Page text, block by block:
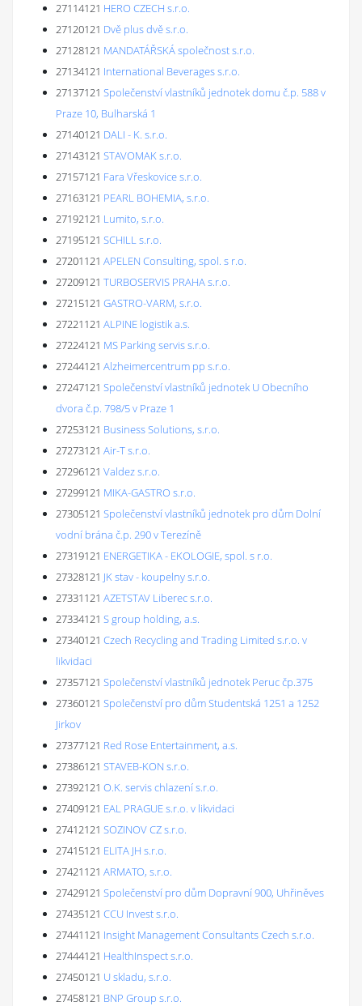
27114121 HERO CZECH s.r.o.
27120121 Dvě plus dvě s.r.o.
27128121 MANDATÁŘSKÁ společnost s.r.o.
27134121 International Beverages s.r.o.
27137121 Společenství vlastníků jednotek domu č.p. 588 v
Praze 10, Bulharská 1
27140121 DALI - K. s.r.o.
27143121 STAVOMAK s.r.o.
27157121 Fara Vřeskovice s.r.o.
27163121 PEARL BOHEMIA, s.r.o.
27192121 Lumito, s.r.o.
27195121 SCHILL s.r.o.
27201121 APELEN Consulting, spol. s r.o.
27209121 TURBOSERVIS PRAHA s.r.o.
27215121 GASTRO-VARM, s.r.o.
27221121 ALPINE logistik a.s.
27224121 MS Parking servis s.r.o.
27244121 Alzheimercentrum pp s.r.o.
27247121 Společenství vlastníků jednotek U Obecního
dvora č.p. 798/5 v Praze 1
27253121 Business Solutions, s.r.o.
27273121 Air-T s.r.o.
27296121 Valdez s.r.o.
27299121 MIKA-GASTRO s.r.o.
27305121 Společenství vlastníků jednotek pro dům Dolní
vodní brána č.p. 290 v Terezíně
27319121 ENERGETIKA - EKOLOGIE, spol. s r.o.
27328121 JK stav - koupelny s.r.o.
27331121 AZETSTAV Liberec s.r.o.
27334121 S group holding, a.s.
27340121 Czech Recycling and Trading Limited s.r.o. v
likvidaci
27357121 Společenství vlastníků jednotek Peruc čp.375
27360121 Společenství pro dům Studentská 1251 a 1252
Jirkov
27377121 Red Rose Entertainment, a.s.
27386121 STAVEB-KON s.r.o.
27392121 O.K. servis chlazení s.r.o.
27409121 EAL PRAGUE s.r.o. v likvidaci
27412121 SOZINOV CZ s.r.o.
27415121 ELITA JH s.r.o.
27421121 ARMATO, s.r.o.
27429121 Společenství pro dům Dopravní 900, Uhřiněves
27435121 CCU Invest s.r.o.
27441121 Insight Management Consultants Czech s.r.o.
27444121 HealthInspect s.r.o.
27450121 U skladu, s.r.o.
27458121 BNP Group s.r.o.